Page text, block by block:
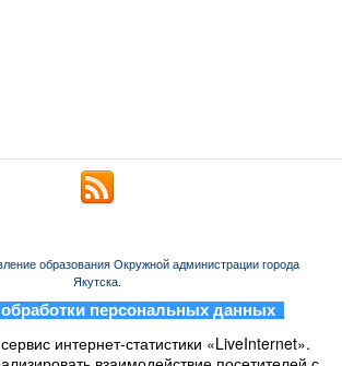
образования Окружной администрации города
Якутска.
обработки персональных данных
интернет-статистики «LiveInternet».